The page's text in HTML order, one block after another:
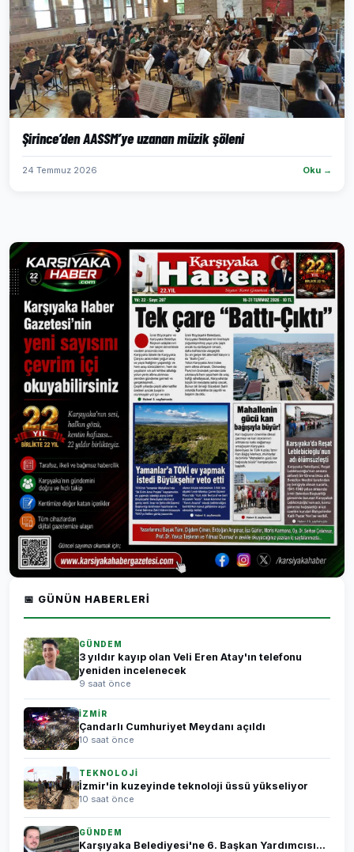
Şirince’den AASSM’ye uzanan müzik şöleni
24 Temmuz 2026 Oku →
📅 GÜNÜN HABERLERI
GÜNDEM
3 yıldır kayıp olan Veli Eren Atay'ın telefonu
yeniden incelenecek
9 saat önce
İZMİR
Çandarlı Cumhuriyet Meydanı açıldı
10 saat önce
TEKNOLOJİ
İzmir'in kuzeyinde teknoloji üssü yükseliyor
10 saat önce
GÜNDEM
Karşıyaka Belediyesi'ne 6. Başkan Yardımcısı...